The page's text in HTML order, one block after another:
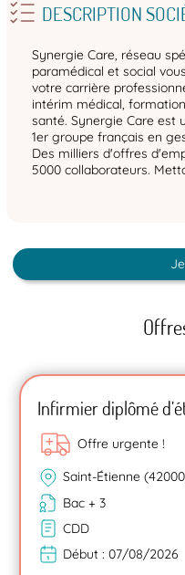
DESCRIPTION
Synergie Care, réseau
paramédical et social
votre carrière
intérim médical,
santé. Synergie Care est
1er groupe français en
Des milliers d'offres
5000 collaborateurs.
Infirmier diplômé
Offre urgente !
Saint-Étienne
Bac + 3
CDD
Début : 07/08/2026